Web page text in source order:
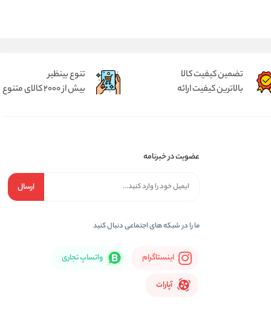
تضمین کیفیت کالا
بالاترین کیفیت ارائه
تنوع بینظیر
بیش از 2000 کالای متنوع
عضویت در خبرنامه
ارسال
ما را در شبكه های اجتماعی دنبال کنید
اینستاگرام واتساپ تجاری
آپارات